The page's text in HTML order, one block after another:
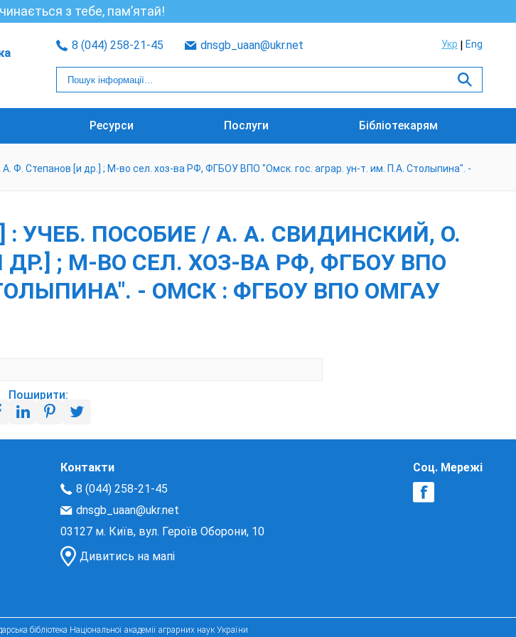
з тебе, пам’ятай!
8 (044) 258-21-45 dnsgb_uaan@ukr.net Укр Eng
Ресурси Послуги Бібліотекарям
Ф. Степанов [и др.] ; М-во сел. хоз-ва РФ, ФГБОУ ВПО "Омск. гос. аграр. ун-т. им. П.А. Столыпина". -
УЧЕБ. ПОСОБИЕ / А. А. СВИДИНСКИЙ, О.
; М-ВО СЕЛ. ХОЗ-ВА РФ, ФГБОУ ВПО
- ОМСК : ФГБОУ ВПО ОМГАУ
Поширити:
Контакти
8 (044) 258-21-45
dnsgb_uaan@ukr.net
03127 м. Київ, вул. Героїв Оборони, 10
Дивитись на мапі
Соц. Мережі
бібліотека Національної академії аграрних наук України